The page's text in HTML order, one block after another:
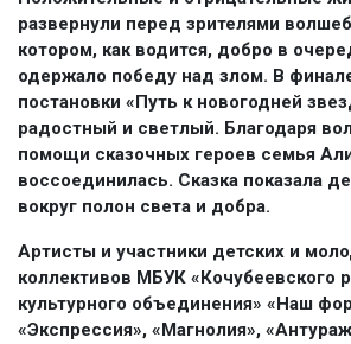
развернули перед зрителями
котором, как водится, добро в
одержало победу над злом. В
постановки «Путь к новогодней
радостный и светлый. Благодаря
помощи сказочных героев семья
воссоединилась. Сказка показала
вокруг полон света и добра.
Артисты и участники детских и
коллективов МБУК «Кочубеевского
культурного объединения» «Наш
«Экспрессия», «Магнолия»,